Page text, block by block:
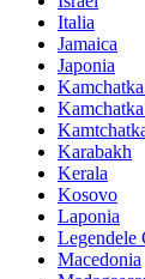
Italia
Jamaica
Japonia
Karabakh
Kerala
Kosovo
Laponia
Legendele
Macedonia